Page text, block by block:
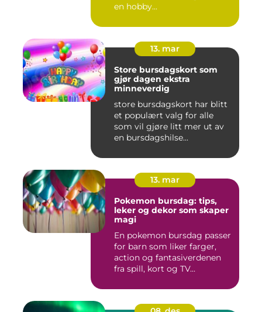
en hobby...
13. mar
Store bursdagskort som
gjør dagen ekstra
minneverdig
store bursdagskort har blitt
et populært valg for alle
som vil gjøre litt mer ut av
en bursdagshilse...
13. mar
Pokemon bursdag: tips,
leker og dekor som skaper
magi
En pokemon bursdag passer
for barn som liker farger,
action og fantasiverdenen
fra spill, kort og TV...